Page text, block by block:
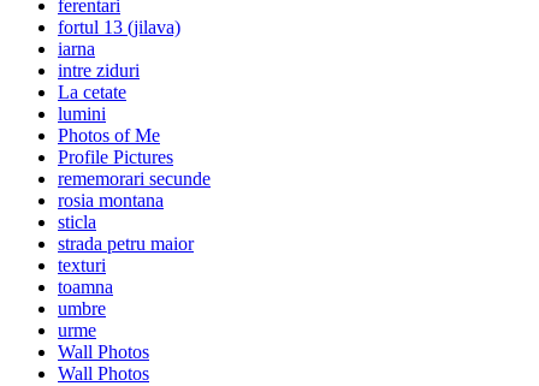
ferentari
fortul 13 (jilava)
iarna
intre ziduri
La cetate
lumini
Photos of Me
Profile Pictures
rememorari secunde
rosia montana
sticla
strada petru maior
texturi
toamna
umbre
urme
Wall Photos
Wall Photos